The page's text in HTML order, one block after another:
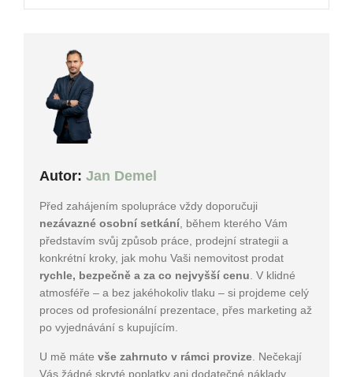
Autor: Jan Demel
Před zahájením spolupráce vždy doporučuji
nezávazné osobní setkání , během kterého Vám
představím svůj způsob práce, prodejní strategii a
konkrétní kroky, jak mohu Vaši nemovitost prodat
rychle, bezpečně a za co nejvyšší cenu . V klidné
atmosféře – a bez jakéhokoliv tlaku – si projdeme celý
proces od profesionální prezentace, přes marketing až
po vyjednávání s kupujícím.
U mě máte vše zahrnuto v rámci provize . Nečekají
Vás žádné skryté poplatky ani dodatečné náklady.